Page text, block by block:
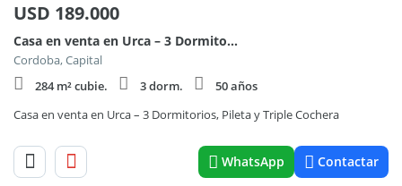
USD 189.000
Casa en venta en Urca – 3 Dormitorios, Pileta y Triple Cochera
Cordoba, Capital
284 m² cubie.
3 dorm.
50 años
Casa en venta en Urca – 3 Dormitorios, Pileta y Triple Cochera
WhatsApp Contactar